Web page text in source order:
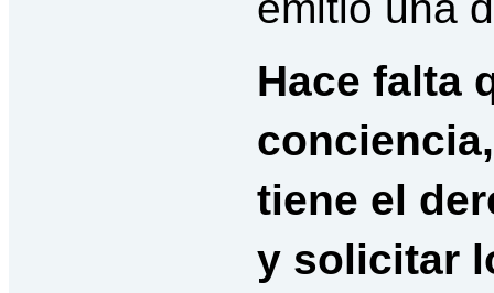
Hace falta
tiene el
y solicitar